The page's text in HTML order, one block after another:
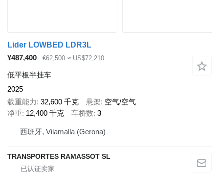
Lider LOWBED LDR3L
¥487,400
€62,500 ≈ US$72,210
低平板半挂车
2025
载重能力 32,600 千克 悬架 空气/空气
净重 12,400 千克 车桥数 3
西班牙, Vilamalla (Gerona)
TRANSPORTES RAMASSOT SL